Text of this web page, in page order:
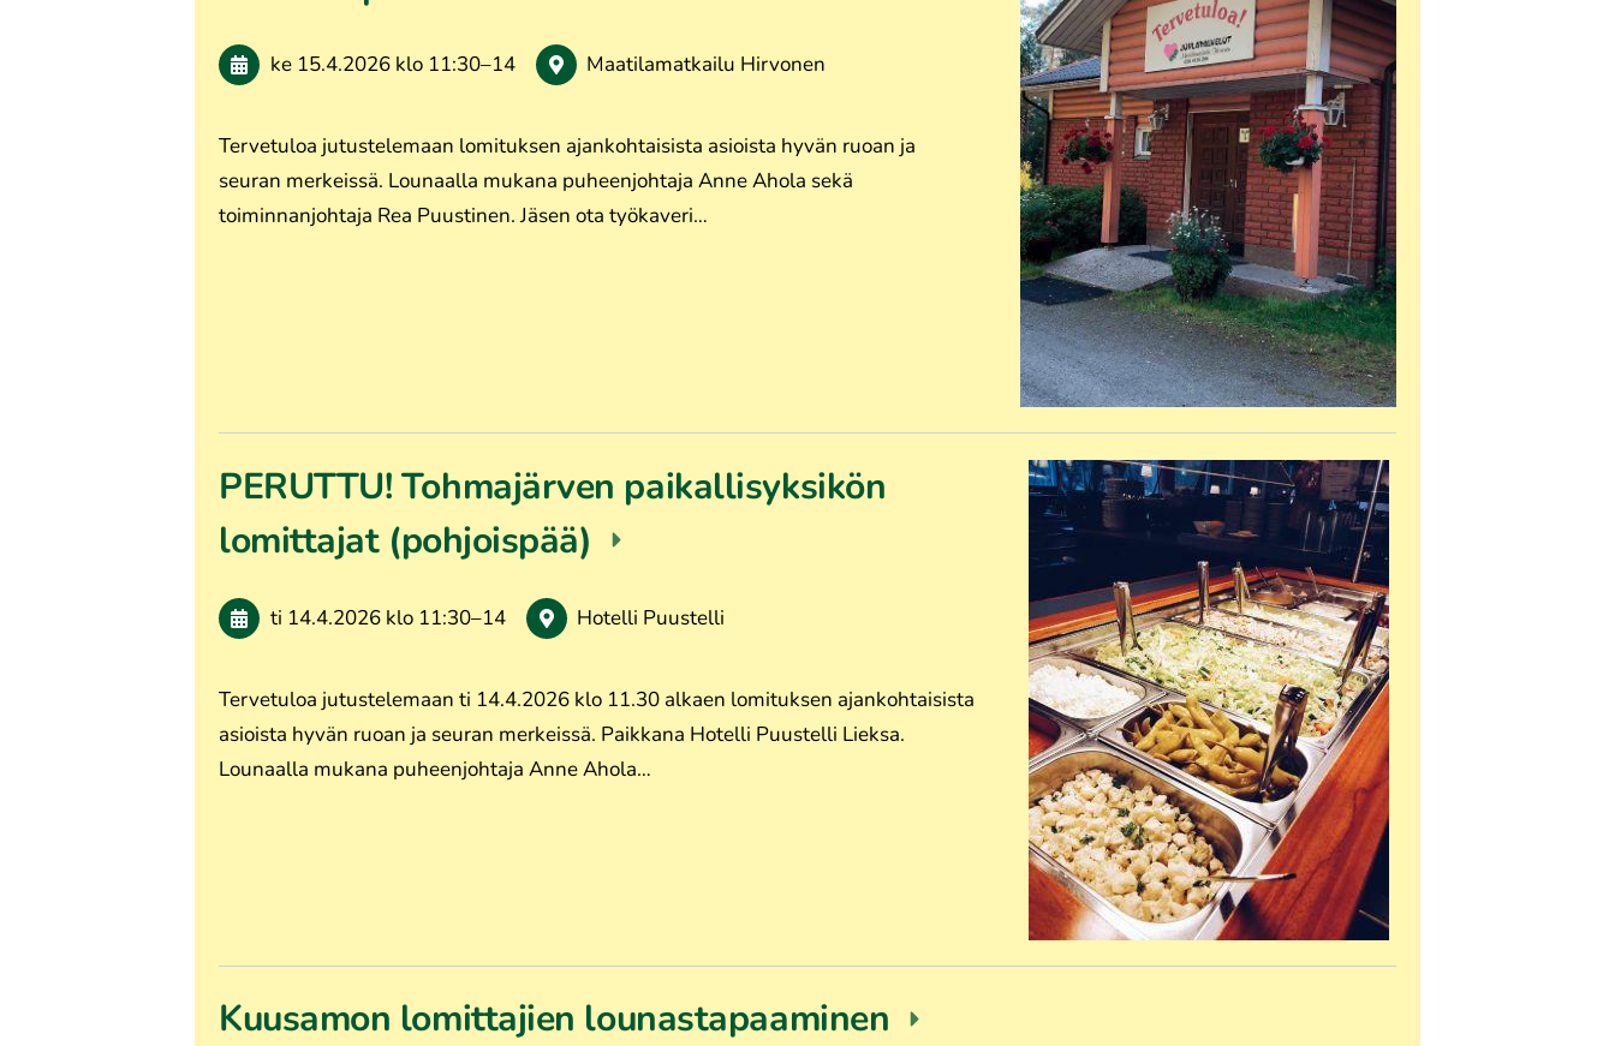
ke 15.4.2026 klo 11:30–14 Maatilamatkailu Hirvonen
Tervetuloa jutustelemaan lomituksen ajankohtaisista asioista hyvän ruoan ja
seuran merkeissä. Lounaalla mukana puheenjohtaja Anne Ahola sekä
toiminnanjohtaja Rea Puustinen. Jäsen ota työkaveri…
PERUTTU! Tohmajärven paikallisyksikön
lomittajat (pohjoispää)
ti 14.4.2026 klo 11:30–14 Hotelli Puustelli
Tervetuloa jutustelemaan ti 14.4.2026 klo 11.30 alkaen lomituksen ajankohtaisista
asioista hyvän ruoan ja seuran merkeissä. Paikkana Hotelli Puustelli Lieksa.
Lounaalla mukana puheenjohtaja Anne Ahola…
Kuusamon lomittajien lounastapaaminen